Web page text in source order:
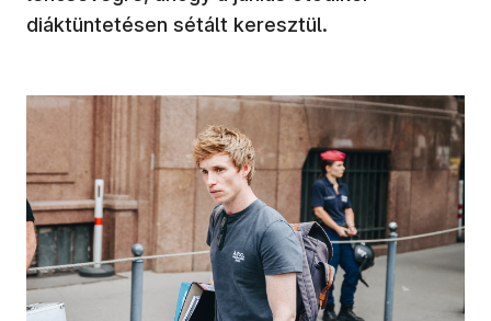
diáktüntetésen sétált keresztül.